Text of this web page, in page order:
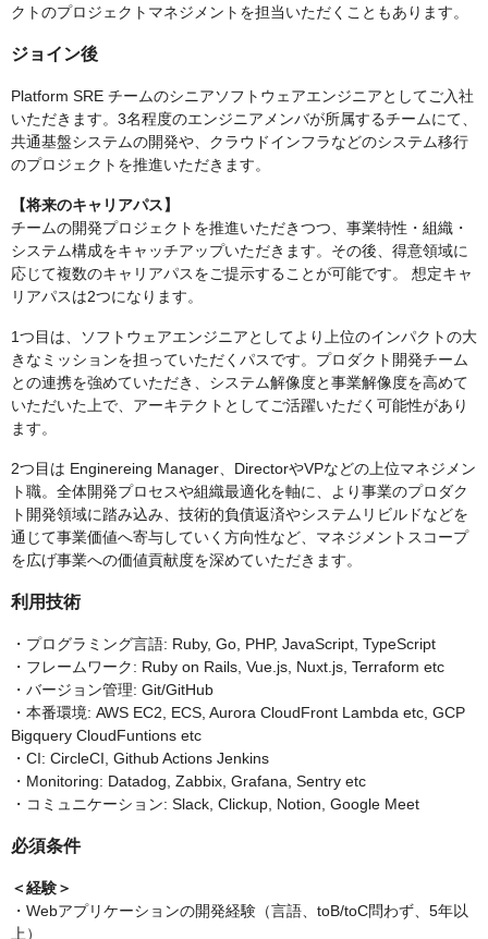
クトのプロジェクトマネジメントを担当いただくこともあります。
ジョイン後
Platform SRE チームのシニアソフトウェアエンジニアとしてご入社
いただきます。3名程度のエンジニアメンバが所属するチームにて、
共通基盤システムの開発や、クラウドインフラなどのシステム移行
のプロジェクトを推進いただきます。
【将来のキャリアパス】
チームの開発プロジェクトを推進いただきつつ、事業特性・組織・
システム構成をキャッチアップいただきます。その後、得意領域に
応じて複数のキャリアパスをご提示することが可能です。 想定キャ
リアパスは2つになります。
1つ目は、ソフトウェアエンジニアとしてより上位のインパクトの大
きなミッションを担っていただくパスです。プロダクト開発チーム
との連携を強めていただき、システム解像度と事業解像度を高めて
いただいた上で、アーキテクトとしてご活躍いただく可能性があり
ます。
2つ目は Enginereing Manager、DirectorやVPなどの上位マネジメン
ト職。全体開発プロセスや組織最適化を軸に、より事業のプロダク
ト開発領域に踏み込み、技術的負債返済やシステムリビルドなどを
通じて事業価値へ寄与していく方向性など、マネジメントスコープ
を広げ事業への価値貢献度を深めていただきます。
利用技術
・プログラミング言語: Ruby, Go, PHP, JavaScript, TypeScript
・フレームワーク: Ruby on Rails, Vue.js, Nuxt.js, Terraform etc
・バージョン管理: Git/GitHub
・本番環境: AWS EC2, ECS, Aurora CloudFront Lambda etc, GCP
Bigquery CloudFuntions etc
・CI: CircleCI, Github Actions Jenkins
・Monitoring: Datadog, Zabbix, Grafana, Sentry etc
・コミュニケーション: Slack, Clickup, Notion, Google Meet
必須条件
＜経験＞
・Webアプリケーションの開発経験（言語、toB/toC問わず、5年以
上）